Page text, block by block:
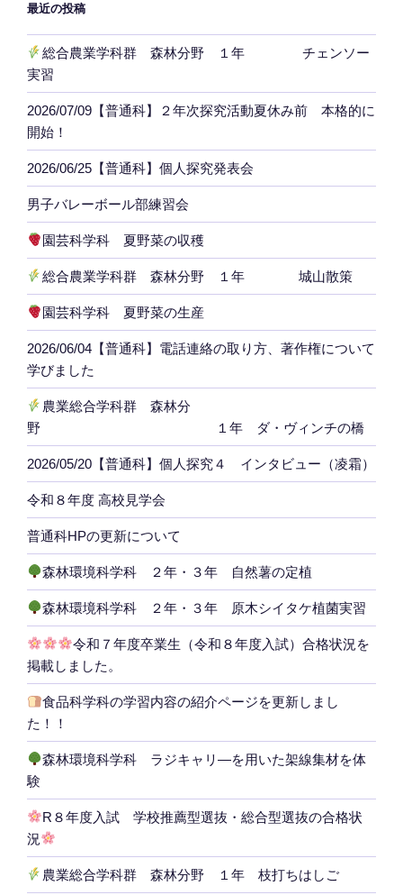
最近の投稿
総合農業学科群 森林分野 １年 チェンソー
実習
2026/07/09【普通科】２年次探究活動夏休み前 本格的に
開始！
2026/06/25【普通科】個人探究発表会
男子バレーボール部練習会
園芸科学科 夏野菜の収穫
総合農業学科群 森林分野 １年 城山散策
園芸科学科 夏野菜の生産
2026/06/04【普通科】電話連絡の取り方、著作権について
学びました
農業総合学科群 森林分
野 １年 ダ・ヴィンチの橋
2026/05/20【普通科】個人探究４ インタビュー（凌霜）
令和８年度 高校見学会
普通科HPの更新について
森林環境科学科 ２年・３年 自然薯の定植
森林環境科学科 ２年・３年 原木シイタケ植菌実習
令和７年度卒業生（令和８年度入試）合格状況を
掲載しました。
食品科学科の学習内容の紹介ページを更新しまし
た！！
森林環境科学科 ラジキャリ―を用いた架線集材を体
験
R８年度入試 学校推薦型選抜・総合型選抜の合格状
況
農業総合学科群 森林分野 １年 枝打ちはしご